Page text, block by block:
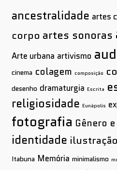
ancestralidade artes
corpo artes sonoras
Arte urbana artivismo
cinema colagem composição
desenho dramaturgia Escrita
religiosidade Eunápolis
fotografia Gênero
identidade ilustração
Itabuna Memória minimalismo